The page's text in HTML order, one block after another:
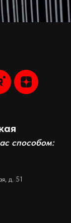
способом:
д. 51